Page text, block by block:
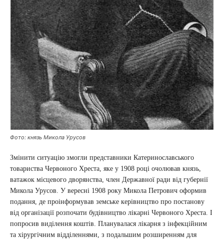
Фото: князь Микола Урусов
Змінити ситуацію змогли представники Катеринославського
товариства Червоного Хреста, яке у 1908 році очолював князь,
ватажок місцевого дворянства, член Державної ради від губернії
Микола Урусов. У вересні 1908 року Микола Петрович оформив
подання, де проінформував земське керівництво про постанову
від організації розпочати будівництво лікарні Червоного Хреста. І
попросив виділення коштів. Планувалася лікарня з інфекційним
та хірургічним відділеннями, з подальшим розширенням для